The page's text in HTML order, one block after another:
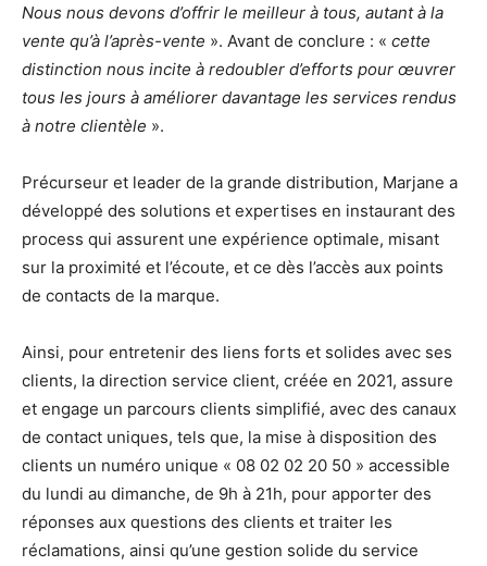
Nous nous devons d’offrir le meilleur à tous, autant à la
vente qu’à l’après-vente ». Avant de conclure : « cette
distinction nous incite à redoubler d’efforts pour œuvrer
tous les jours à améliorer davantage les services rendus
à notre clientèle ».
Précurseur et leader de la grande distribution, Marjane a
développé des solutions et expertises en instaurant des
process qui assurent une expérience optimale, misant
sur la proximité et l’écoute, et ce dès l’accès aux points
de contacts de la marque.
Ainsi, pour entretenir des liens forts et solides avec ses
clients, la direction service client, créée en 2021, assure
et engage un parcours clients simplifié, avec des canaux
de contact uniques, tels que, la mise à disposition des
clients un numéro unique « 08 02 02 20 50 » accessible
du lundi au dimanche, de 9h à 21h, pour apporter des
réponses aux questions des clients et traiter les
réclamations, ainsi qu’une gestion solide du service